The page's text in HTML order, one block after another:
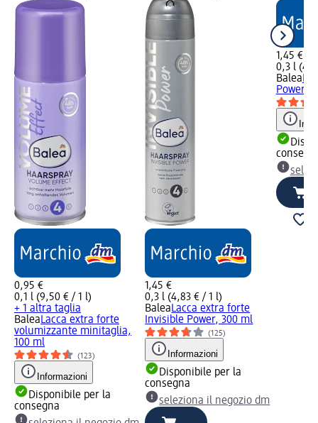
0,95 €
0,1 l (9,50 € / 1 l)
+ 1 altra taglia
BaleaLacca extra forte
volumizzante minitaglia,
100 ml
(123)
Informazioni
Disponibile per la
consegna
1,45 €
0,3 l (4,83 € / 1 l)
BaleaLacca extra forte
Invisible Power, 300 ml
(125)
Informazioni
Disponibile per la
consegna
seleziona il negozio dm
1,45 €
0,3 l
Balea
Power,